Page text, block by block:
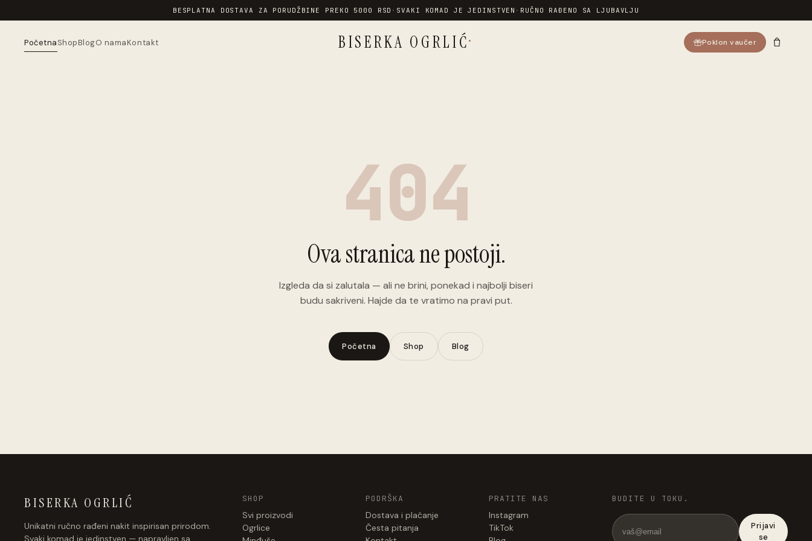
BESPLATNA DOSTAVA ZA PORUDŽBINE PREKO 5000 RSD · SVAKI KOMAD JE JEDINSTVEN · RUČNO RAĐENO SA LJUBAVLJU
PočetnaShopBlogO namaKontakt BISERKA OGRLIĆ· Poklon vaučer
404
Ova stranica ne postoji.
Izgleda da si zalutala — ali ne brini, ponekad i najbolji biseri
budu sakriveni. Hajde da te vratimo na pravi put.
Početna Shop Blog
BISERKA OGRLIĆ
Unikatni ručno rađeni nakit inspirisan prirodom.
Svaki komad je jedinstven — napravljen sa
SHOP
Svi proizvodi
Ogrlice
PODRŠKA
Dostava i plaćanje
Česta pitanja
PRATITE NAS
Instagram
TikTok
BUDITE U TOKU.
Prijavi
se